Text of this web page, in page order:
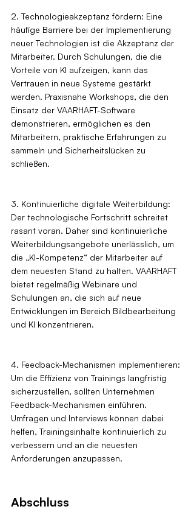
2. Technologieakzeptanz fördern: Eine
häufige Barriere bei der Implementierung
neuer Technologien ist die Akzeptanz der
Mitarbeiter. Durch Schulungen, die die
Vorteile von KI aufzeigen, kann das
Vertrauen in neue Systeme gestärkt
werden. Praxisnahe Workshops, die den
Einsatz der VAARHAFT-Software
demonstrieren, ermöglichen es den
Mitarbeitern, praktische Erfahrungen zu
sammeln und Sicherheitslücken zu
schließen.
3. Kontinuierliche digitale Weiterbildung:
Der technologische Fortschritt schreitet
rasant voran. Daher sind kontinuierliche
Weiterbildungsangebote unerlässlich, um
die „KI-Kompetenz“ der Mitarbeiter auf
dem neuesten Stand zu halten. VAARHAFT
bietet regelmäßig Webinare und
Schulungen an, die sich auf neue
Entwicklungen im Bereich Bildbearbeitung
und KI konzentrieren.
4. Feedback-Mechanismen implementieren:
Um die Effizienz von Trainings langfristig
sicherzustellen, sollten Unternehmen
Feedback-Mechanismen einführen.
Umfragen und Interviews können dabei
helfen, Trainingsinhalte kontinuierlich zu
verbessern und an die neuesten
Anforderungen anzupassen.
Abschluss